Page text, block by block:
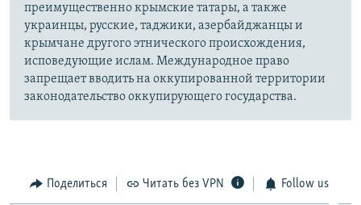
преимущественно крымские татары, а также
украинцы, русские, таджики, азербайджанцы и
крымчане другого этнического происхождения,
исповедующие ислам. Международное право
запрещает вводить на оккупированной территории
законодательство оккупирующего государства.
Поделиться Читать без VPN Follow us